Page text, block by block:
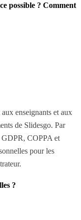
possible ? Comment
enseignants et aux
de Slidesgo. Par
GDPR, COPPA et
pour les
?